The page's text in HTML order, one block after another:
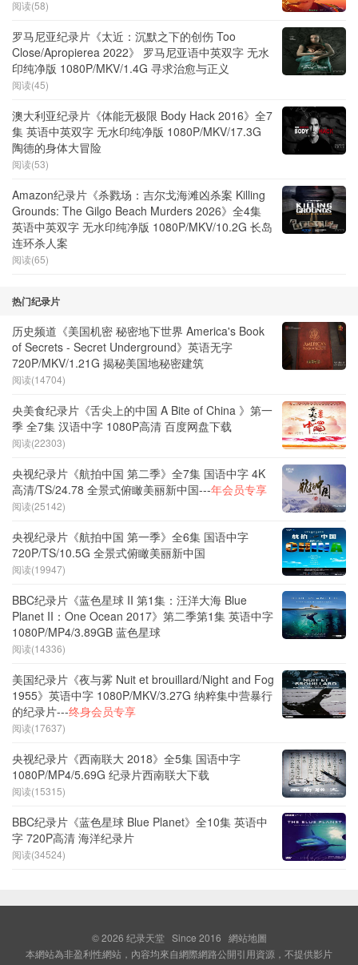
阅读(58)
罗马尼亚纪录片《太近：沉默之下的创伤 Too
Close/Apropierea 2022》 罗马尼亚语中英双字 无水
印纯净版 1080P/MKV/1.4G 寻求治愈与正义
阅读(45)
澳大利亚纪录片《体能无极限 Body Hack 2016》全7
集 英语中英双字 无水印纯净版 1080P/MKV/17.3G
陶德的身体大冒险
阅读(53)
Amazon纪录片《杀戮场：吉尔戈海滩凶杀案 Killing
Grounds: The Gilgo Beach Murders 2026》全4集
英语中英双字 无水印纯净版 1080P/MKV/10.2G 长岛
连环杀人案
阅读(65)
热门纪录片
历史频道《美国机密 秘密地下世界 America's Book
of Secrets - Secret Underground》英语无字
720P/MKV/1.21G 揭秘美国地秘密建筑
阅读(14704)
央美食纪录片《舌尖上的中国 A Bite of China 》第一
季 全7集 汉语中字 1080P高清 百度网盘下载
阅读(22303)
央视纪录片《航拍中国 第二季》全7集 国语中字 4K
高清/TS/24.78 全景式俯瞰美丽新中国---年会员专享
阅读(25142)
央视纪录片《航拍中国 第一季》全6集 国语中字
720P/TS/10.5G 全景式俯瞰美丽新中国
阅读(19947)
BBC纪录片《蓝色星球 II 第1集：汪洋大海 Blue
Planet II：One Ocean 2017》第二季第1集 英语中字
1080P/MP4/3.89GB 蓝色星球
阅读(14336)
美国纪录片《夜与雾 Nuit et brouillard/Night and Fog
1955》英语中字 1080P/MKV/3.27G 纳粹集中营暴行
的纪录片---终身会员专享
阅读(17637)
央视纪录片《西南联大 2018》全5集 国语中字
1080P/MP4/5.69G 纪录片西南联大下载
阅读(15315)
BBC纪录片《蓝色星球 Blue Planet》全10集 英语中
字 720P高清 海洋纪录片
阅读(34524)
© 2026 纪录天堂Since 2016 網站地圖
本網站為非盈利性網站，內容均來自網際網路公開引用資源，不提供影片